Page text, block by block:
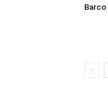
Barco